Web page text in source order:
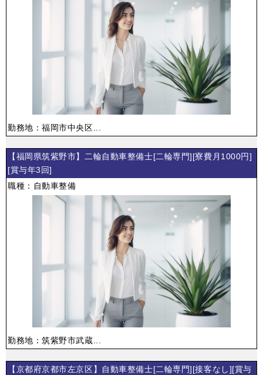
勤務地：福岡市中央区...
【福岡県筑紫野市】二輪自動車整備士[二輪専門][寮費月1000円]
[賞与年3回]
職種：自動車整備
勤務地：筑紫野市武蔵...
【京都府京都市左京区】自動車整備士[二輪専門][接客なし][賞与